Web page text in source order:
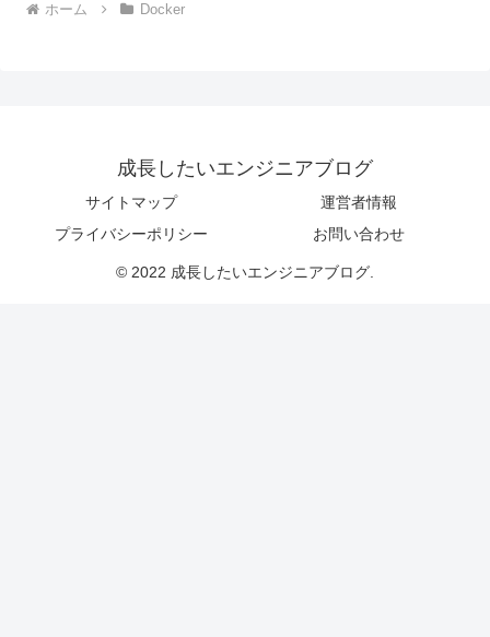
ホーム Docker
成長したいエンジニアブログ
サイトマップ
運営者情報
プライバシーポリシー
お問い合わせ
© 2022 成長したいエンジニアブログ.